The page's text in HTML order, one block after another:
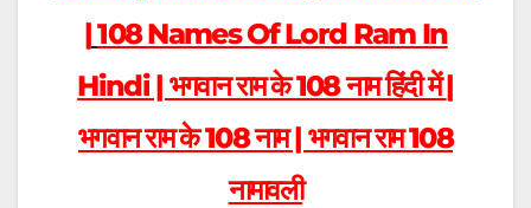
|108 Names Of Lord Ram In
Hindi | भगवान राम के 108 नाम हिंदी में|
भगवान राम के 108 नाम | भगवानराम 108
नामावली